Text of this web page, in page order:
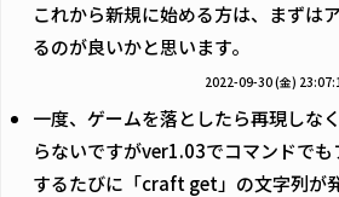
これから新規に始める方は、まずは
るのが良いかと思います。
2022-09-30 (金)
一度、ゲームを落としたら再現しな
らないですがver1.03でコマンドで
するたびに「craft get」の文字列が